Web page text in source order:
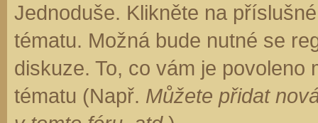
Jednoduše. Klikněte na
tématu. Možná bude nutné se
diskuze. To, co vám je
tématu (Např. Můžete přidat